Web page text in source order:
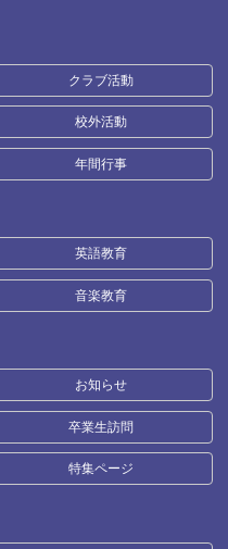
クラブ活動
校外活動
年間行事
英語教育
音楽教育
お知らせ
卒業生訪問
特集ページ